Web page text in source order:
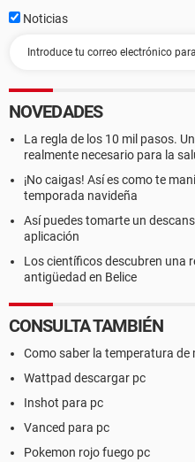
Noticias
NOVEDADES
La regla de los 10 mil pasos.
realmente necesario para la
¡No caigas! Así es como te
temporada navideña
Así puedes tomarte un
aplicación
Los científicos descubren una
antigüedad en Belice
CONSULTA TAMBIÉN
Como saber la temperatura de
Wattpad descargar pc
Inshot para pc
Vanced para pc
Pokemon rojo fuego pc